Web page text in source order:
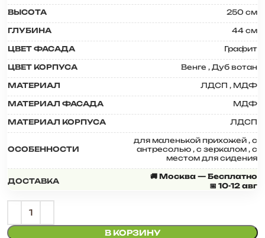
ВЫСОТА 250 см
ГЛУБИНА 44 см
ЦВЕТ ФАСАДА Графит
ЦВЕТ КОРПУСА Венге , Дуб вотан
МАТЕРИАЛ ЛДСП , МДФ
МАТЕРИАЛ ФАСАДА МДФ
МАТЕРИАЛ КОРПУСА ЛДСП
ОСОБЕННОСТИ
для маленькой прихожей , с
антресолью , с зеркалом , с
местом для сидения
ДОСТАВКА
🚚 Москва — Бесплатно
📅 10-12 авг
В КОРЗИНУ